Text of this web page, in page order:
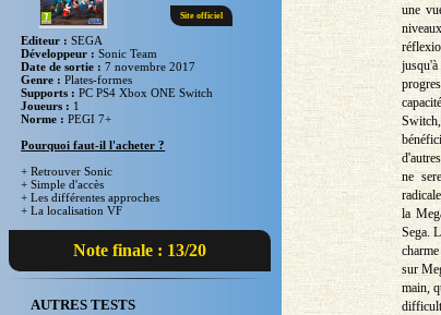
Site officiel
Editeur :SEGA
Développeur :Sonic Team
Date de sortie :7 novembre 2017
Genre :Plates-formes
Supports :PC PS4 Xbox ONE Switch
Joueurs : 1
Norme :PEGI 7+
Pourquoi faut-il l'acheter ?
+ Retrouver Sonic
+ Simple d'accès
+ Les différentes approches
+ La localisation VF
Note finale : 13/20
AUTRES TESTS
une
jusqu'à
ne
la
Sega.
sur
main,